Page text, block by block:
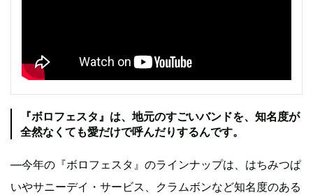
『ボロフェスタ』は、地元のすごいバンドを、知名度が
全然なくても愛だけで呼んだりするんです。
―今年の『ボロフェスタ』のラインナップは、はちみつぱ
いやサニーデイ・サービス、クラムボンなど知名度のある